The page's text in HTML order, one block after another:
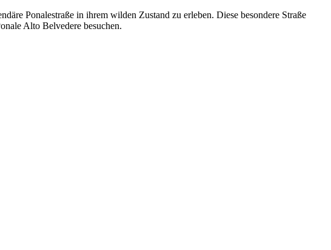
Ponalestraße in ihrem wilden Zustand zu erleben. Diese besondere Straße
Alto Belvedere besuchen.